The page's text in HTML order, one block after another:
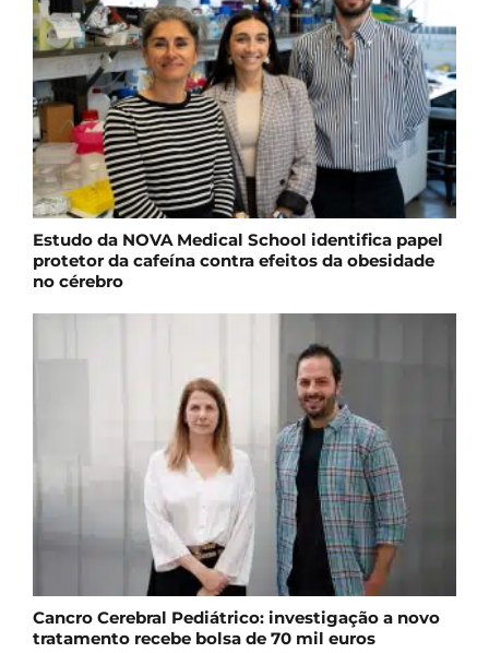
Estudo da NOVA Medical School identifica papel
protetor da cafeína contra efeitos da obesidade
no cérebro
Cancro Cerebral Pediátrico: investigação a novo
tratamento recebe bolsa de 70 mil euros